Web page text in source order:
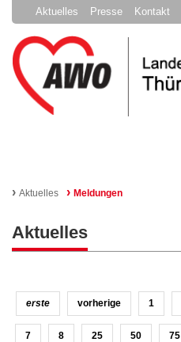
Aktuelles Presse Kontakt
› Aktuelles › Meldungen
Aktuelles
erste vorherige 1
7 8 25 50 75